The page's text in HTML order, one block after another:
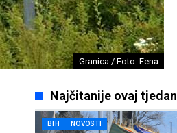
Granica / Foto: Fena
Najčitanije ovaj tjedan
BIH NOVOSTI